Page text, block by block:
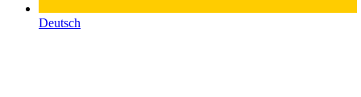
Deutsch